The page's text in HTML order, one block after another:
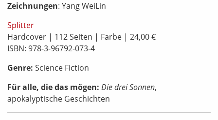
Zeichnungen: Yang WeiLin
Splitter
Hardcover | 112 Seiten | Farbe | 24,00 €
ISBN: 978-3-96792-073-4
Genre: Science Fiction
Für alle, die das mögen: Die drei Sonnen,
apokalyptische Geschichten